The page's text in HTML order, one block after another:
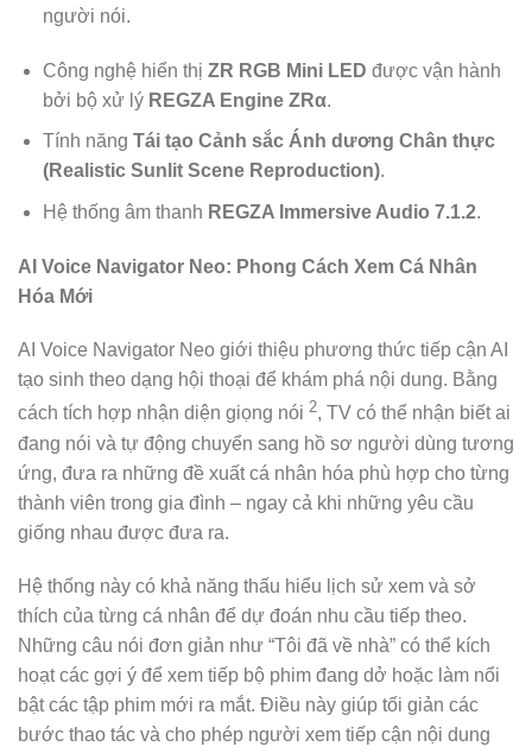
người nói.
Công nghệ hiển thị ZR RGB Mini LED được vận hành
bởi bộ xử lý REGZA Engine ZRα.
Tính năng Tái tạo Cảnh sắc Ánh dương Chân thực
(Realistic Sunlit Scene Reproduction).
Hệ thống âm thanh REGZA Immersive Audio 7.1.2.
AI Voice Navigator Neo: Phong Cách Xem Cá Nhân
Hóa Mới
AI Voice Navigator Neo giới thiệu phương thức tiếp cận AI
tạo sinh theo dạng hội thoại để khám phá nội dung. Bằng
cách tích hợp nhận diện giọng nói 2, TV có thể nhận biết ai
đang nói và tự động chuyển sang hồ sơ người dùng tương
ứng, đưa ra những đề xuất cá nhân hóa phù hợp cho từng
thành viên trong gia đình – ngay cả khi những yêu cầu
giống nhau được đưa ra.
Hệ thống này có khả năng thấu hiểu lịch sử xem và sở
thích của từng cá nhân để dự đoán nhu cầu tiếp theo.
Những câu nói đơn giản như “Tôi đã về nhà” có thể kích
hoạt các gợi ý để xem tiếp bộ phim đang dở hoặc làm nổi
bật các tập phim mới ra mắt. Điều này giúp tối giản các
bước thao tác và cho phép người xem tiếp cận nội dung